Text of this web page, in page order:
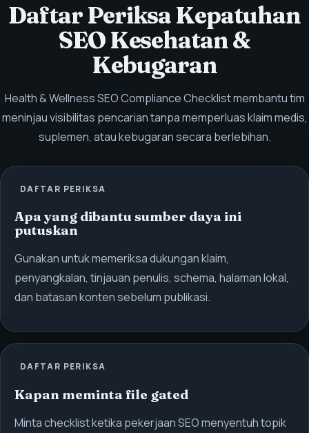
Daftar Periksa Kepatuhan
SEO Kesehatan &
Kebugaran
Health & Wellness SEO Compliance Checklist membantu tim
meninjau visibilitas pencarian tanpa memperluas klaim medis,
suplemen, atau kebugaran secara berlebihan.
DAFTAR PERIKSA
Apa yang dibantu sumber daya ini
putuskan
Gunakan untuk memeriksa dukungan klaim,
penyangkalan, tinjauan penulis, schema, halaman lokal,
dan batasan konten sebelum publikasi.
DAFTAR PERIKSA
Kapan meminta file gated
Minta checklist ketika pekerjaan SEO menyentuh topik